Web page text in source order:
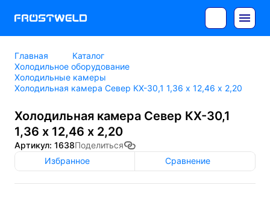
Главная
Каталог
Холодильное оборудование
Холодильные камеры
Холодильная камера Север КХ-30,1 1,36 х 12,46 х 2,20
Холодильная камера Север КХ-30,1
1,36 х 12,46 х 2,20
Артикул: 1638Поделиться
Избранное
Сравнение